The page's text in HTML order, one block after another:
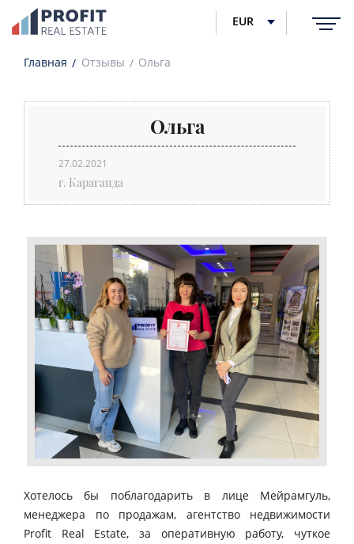
EUR
Главная Отзывы Ольга
Ольга
27.02.2021
г. Караганда
Хотелось бы поблагодарить в лице Мейрамгуль,
менеджера по продажам, агентство недвижимости
Profit Real Estate, за оперативную работу, чуткое